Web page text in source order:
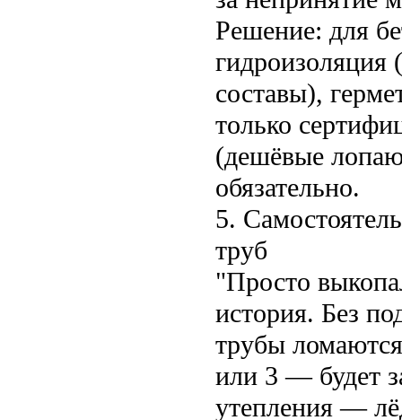
Решение: для
составы),
только
(дешёвые
обязательно.
5.
труб
"Просто
история. Без
трубы
или 3 — будет
утепления —